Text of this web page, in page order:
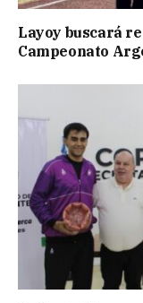
Layoy buscará
Campeonato